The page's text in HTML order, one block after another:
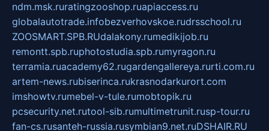
ndm.msk.ruratingzooshop.ruapiaccess.ru
globalautotrade.infobezverhovskoe.rudrsschool.ru
ZOOSMART.SPB.RUdalakony.rumedikijob.ru
remontt.spb.ruphotostudia.spb.rumyragon.ru
terramia.ruacademy62.rugardengallereya.rurti.com.ru
artem-news.rubiserinca.rukrasnodarkurort.com
imshowtv.rumebel-v-tule.rumobtopik.ru
pcsecurity.net.rutool-sib.rumultimetrunit.rusp-tour.ru
fan-cs.rusanteh-russia.rusymbian9.net.ruDSHAIR.RU